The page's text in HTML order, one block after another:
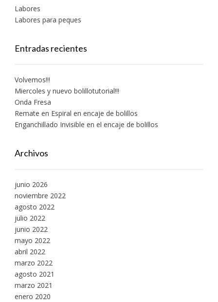
Labores
Labores para peques
Entradas recientes
Volvemos!!!
Miercoles y nuevo bolillotutorial!!!
Onda Fresa
Remate en Espiral en encaje de bolillos
Enganchillado Invisible en el encaje de bolillos
Archivos
junio 2026
noviembre 2022
agosto 2022
julio 2022
junio 2022
mayo 2022
abril 2022
marzo 2022
agosto 2021
marzo 2021
enero 2020